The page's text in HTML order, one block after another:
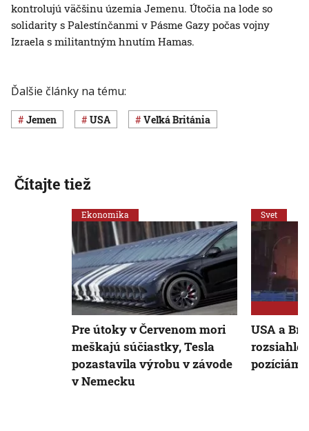
kontrolujú väčšinu územia Jemenu. Útočia na lode so
solidarity s Palestínčanmi v Pásme Gazy počas vojny
Izraela s militantným hnutím Hamas.
Ďalšie články na tému:
Jemen USA Veľká Británia
Čítajte tiež
Ekonomika
Pre útoky v Červenom mori
meškajú súčiastky, Tesla
pozastavila výrobu v závode
v Nemecku
Svet
USA a
rozsiahle
pozíciám